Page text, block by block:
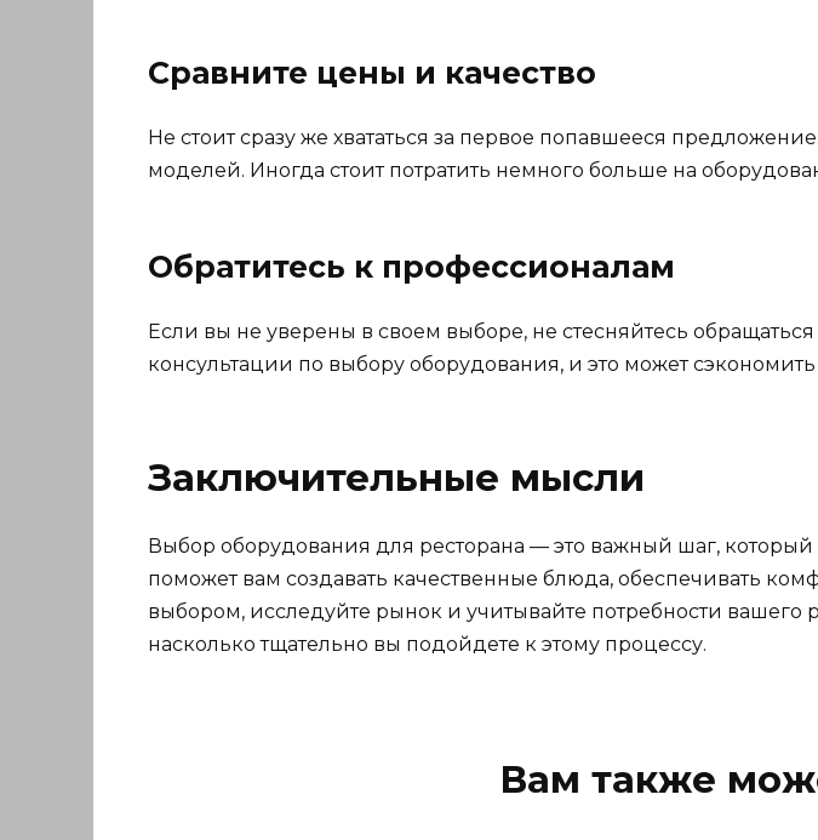
Сравните цены и качество
Не стоит сразу же хвататься за первое попавшееся
моделей. Иногда стоит потратить немного больше на
Обратитесь к профессионалам
Если вы не уверены в своем выборе, не стесняйтесь
консультации по выбору оборудования, и это может
Заключительные мысли
Выбор оборудования для ресторана — это важный шаг,
поможет вам создавать качественные блюда, обеспечивать
выбором, исследуйте рынок и учитывайте потребности вашего
насколько тщательно вы подойдете к этому процессу.
Вам также